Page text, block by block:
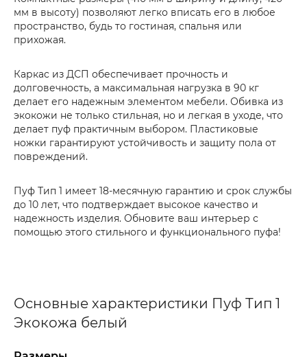
мм в высоту) позволяют легко вписать его в любое
пространство, будь то гостиная, спальня или
прихожая.
Каркас из ДСП обеспечивает прочность и
долговечность, а максимальная нагрузка в 90 кг
делает его надежным элементом мебели. Обивка из
экокожи не только стильная, но и легкая в уходе, что
делает пуф практичным выбором. Пластиковые
ножки гарантируют устойчивость и защиту пола от
повреждений.
Пуф Тип 1 имеет 18-месячную гарантию и срок службы
до 10 лет, что подтверждает высокое качество и
надежность изделия. Обновите ваш интерьер с
помощью этого стильного и функционального пуфа!
Основные характеристики Пуф Тип 1
Экокожа белый